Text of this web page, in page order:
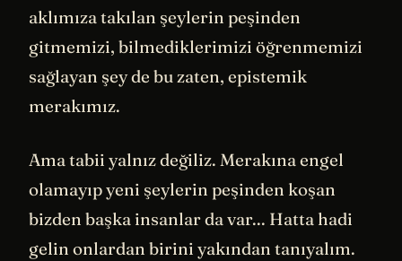
aklımıza takılan şeylerin peşinden
gitmemizi, bilmediklerimizi öğrenmemizi
sağlayan şey de bu zaten, epistemik
merakımız.
Ama tabii yalnız değiliz. Merakına engel
olamayıp yeni şeylerin peşinden koşan
bizden başka insanlar da var... Hatta hadi
gelin onlardan birini yakından tanıyalım.